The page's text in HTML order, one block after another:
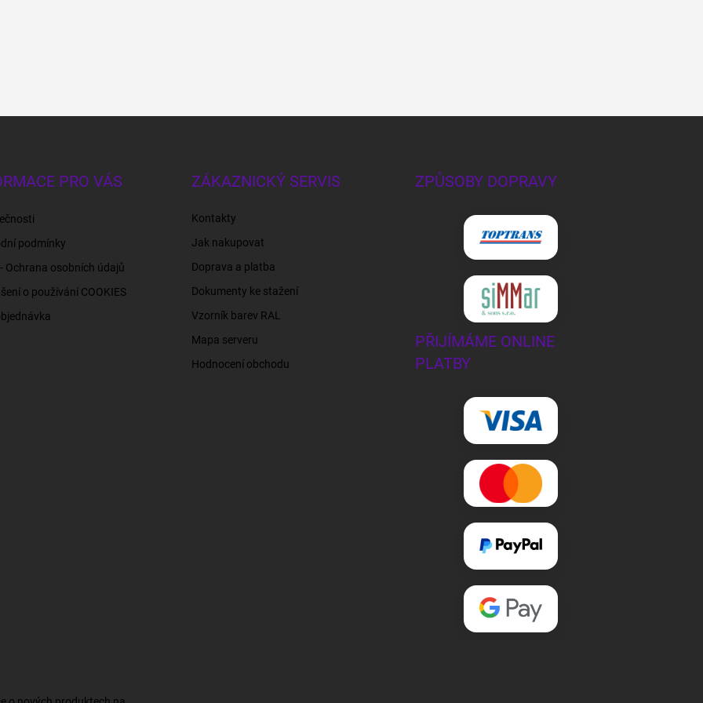
PRO VÁS
podmínky
- Ochrana osobních údajů
o používání COOKIES
ZÁKAZNICKÝ SERVIS
Kontakty
Jak nakupovat
Doprava a platba
Dokumenty ke stažení
Vzorník barev RAL
Mapa serveru
Hodnocení obchodu
ZPŮSOBY DOPRAVY
PŘIJÍMÁME ONLINE
PLATBY